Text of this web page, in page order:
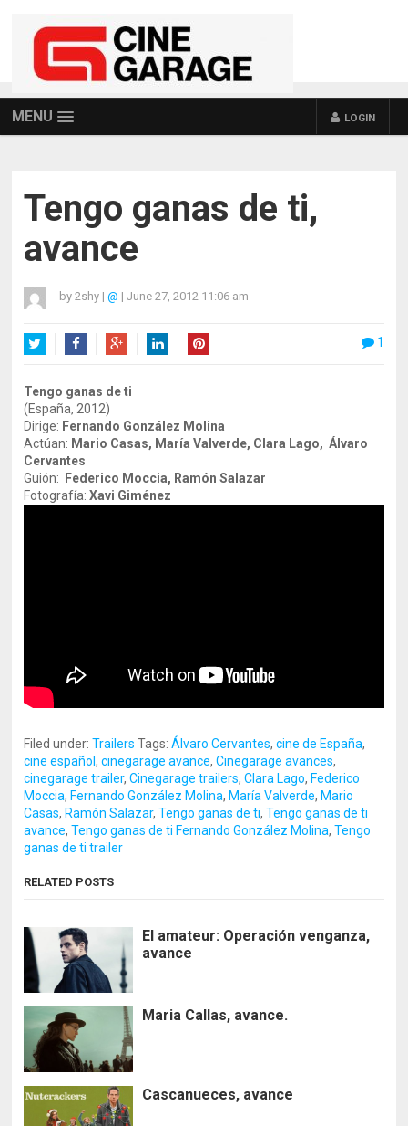
MENU LOGIN
Tengo ganas de ti,
avance
by2shy | @ | June 27, 2012 11:06 am
1
Tengo ganas de ti
(España, 2012)
Dirige: Fernando González Molina
Actúan: Mario Casas, María Valverde, Clara Lago, Álvaro
Cervantes
Guión:
Federico Moccia, Ramón Salazar
Fotografía:Xavi Giménez
Filed under:Trailers Tags:Álvaro Cervantes,cine de España,
cine español,cinegarage avance,Cinegarage avances,
cinegarage trailer,Cinegarage trailers,Clara Lago, Federico
Moccia, Fernando González Molina, María Valverde, Mario
Casas, Ramón Salazar,Tengo ganas de ti,Tengo ganas de ti
avance,Tengo ganas de ti Fernando González Molina,Tengo
ganas de ti trailer
RELATED POSTS
El amateur: Operación venganza,
avance
Maria Callas, avance.
Cascanueces, avance